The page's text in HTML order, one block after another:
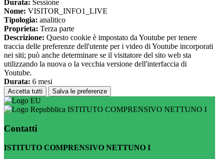
Durata: Sessione
Nome: VISITOR_INFO1_LIVE
Tipologia: analitico
Proprieta: Terza parte
Descrizione: Questo cookie è impostato da Youtube per tenere
traccia delle preferenze dell'utente per i video di Youtube incorporati
nei siti; può anche determinare se il visitatore del sito web sta
utilizzando la nuova o la vecchia versione dell'interfaccia di
Youtube.
Durata: 6 mesi
Accetta tutti Salva le preferenze
ISTITUTO COMPRENSIVO NETTUNO I
Contatti
ISTITUTO COMPRENSIVO NETTUNO I